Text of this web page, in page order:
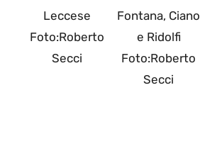
Leccese
Foto:Roberto
Secci
Fontana, Ciano
e Ridolfi
Foto:Roberto
Secci